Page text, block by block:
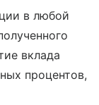
в любой
вклада
процентов,